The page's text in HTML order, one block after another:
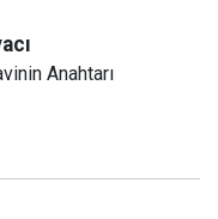
Anahtarı